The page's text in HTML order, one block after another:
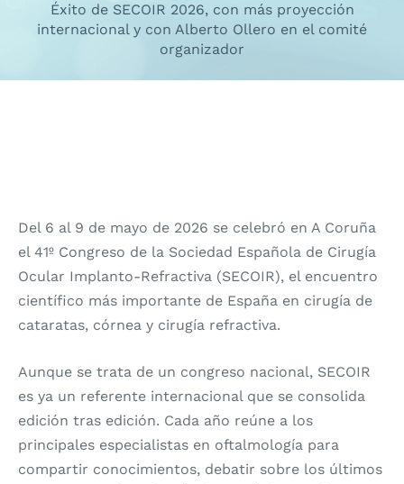
Éxito de SECOIR 2026, con más proyección
internacional y con Alberto Ollero en el comité
organizador
Del 6 al 9 de mayo de 2026 se celebró en A Coruña
el 41º Congreso de la Sociedad Española de Cirugía
Ocular Implanto-Refractiva (SECOIR), el encuentro
científico más importante de España en cirugía de
cataratas, córnea y cirugía refractiva.
Aunque se trata de un congreso nacional, SECOIR
es ya un referente internacional que se consolida
edición tras edición. Cada año reúne a los
principales especialistas en oftalmología para
compartir conocimientos, debatir sobre los últimos